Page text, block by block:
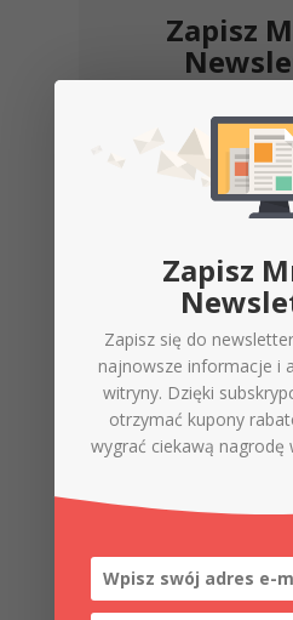
Zapisz
otrzymywać kupony
o
ZAPISZ
Sprawdź nasze
Zapisz
Zapisz się do
najnowsze informacje i
witryny. Dzięki
otrzymać kupony
wygrać ciekawą nagrodę